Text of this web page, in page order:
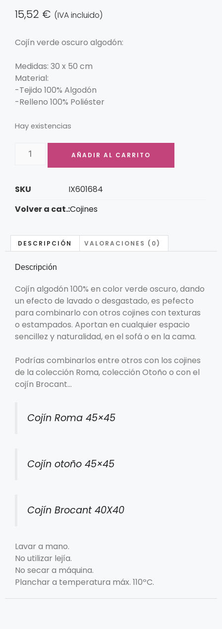
15,52 € (IVA incluido)
Cojín verde oscuro algodón:
Medidas: 30 x 50 cm
Material:
-Tejido 100% Algodón
-Relleno 100% Poliéster
Hay existencias
AÑADIR AL CARRITO
SKU
IX601684
Volver a cat.:Cojines
DESCRIPCIÓN VALORACIONES (0)
Descripción
Cojín algodón 100% en color verde oscuro, dando
un efecto de lavado o desgastado, es pefecto
para combinarlo con otros cojines con texturas
o estampados. Aportan en cualquier espacio
sencillez y naturalidad, en el sofá o en la cama.
Podrías combinarlos entre otros con los cojines
de la colección Roma, colección Otoño o con el
cojín Brocant…
Cojín Roma 45×45
Cojín otoño 45×45
Cojín Brocant 40X40
Lavar a mano.
No utilizar lejía.
No secar a máquina.
Planchar a temperatura máx. 110ºC.